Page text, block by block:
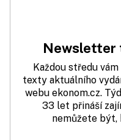
Newsletter
Každou středu
texty aktuálního
webu ekonom.cz.
33 let přináší
nemůžete být,